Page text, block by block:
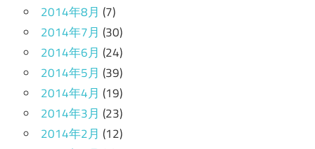
2014年8月 (7)
2014年7月 (30)
2014年6月 (24)
2014年5月 (39)
2014年4月 (19)
2014年3月 (23)
2014年2月 (12)